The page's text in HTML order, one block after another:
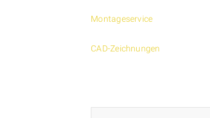
Montageservice
CAD-Zeichnungen